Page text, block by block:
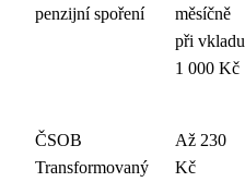
penzijní spoření
měsíčně
při vkladu
1 000 Kč
ČSOB
Transformovaný
Až 230
Kč